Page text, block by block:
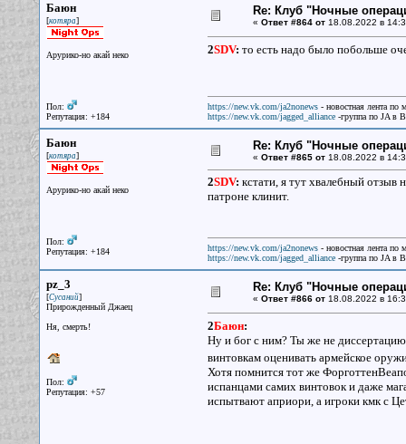
Баюн
[котяра]
Арурико-но акай неко
Пол:
Репутация: +184
Re: Клуб "Ночные
« Ответ #864 от18.08.2022 в
2SDV: то есть надо было побольше
https://new.vk.com/ja2nonews- новостная лента по
https://new.vk.com/jagged_alliance-группа по JA в
Баюн
[котяра]
Арурико-но акай неко
Пол:
Репутация: +184
Re: Клуб "Ночные
« Ответ #865 от18.08.2022 в
2SDV: кстати, я тут хвалебный
патроне клинит.
https://new.vk.com/ja2nonews- новостная лента по
https://new.vk.com/jagged_alliance-группа по JA в
pz_3
[Сусаний]
Прирожденный Джаец
Ня, смерть!
Пол:
Репутация: +57
Re: Клуб "Ночные
« Ответ #866 от18.08.2022 в
2Баюн:
Ну и бог с ним? Ты же не
винтовкам оценивать армейское
Хотя помнится тот же
испанцами самих винтовок и даже
испытвают априори, а игроки кмк с